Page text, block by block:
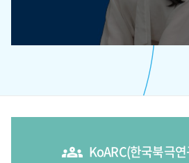
KoARC(한국북극